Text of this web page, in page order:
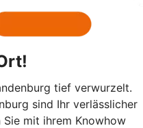
tief verwurzelt.
sind Ihr verlässlicher
mit ihrem Knowhow